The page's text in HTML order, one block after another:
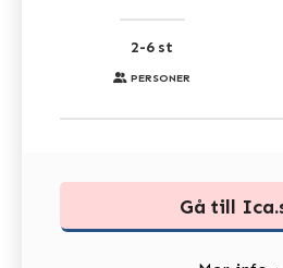
PERSONER
2-6 st
Gå till